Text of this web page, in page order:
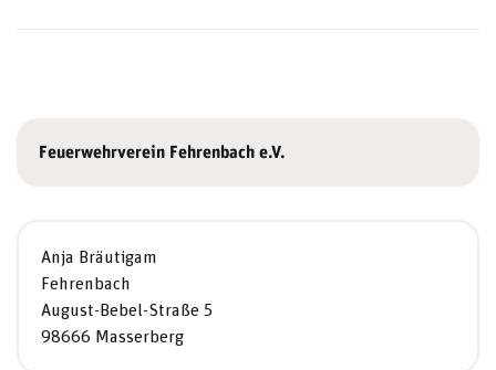
Feuerwehrverein Fehrenbach e.V.
Anja Bräutigam
Fehrenbach
August-Bebel-Straße 5
98666 Masserberg